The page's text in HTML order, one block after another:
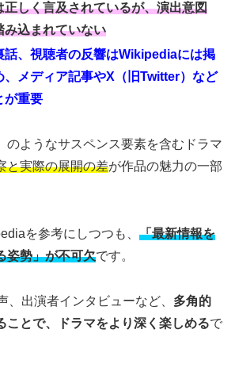
正しく言及されているが、演出意図
み込まれていない
話、視聴者の反響はWikipediaには掲
、メディア記事やX（旧Twitter）など
が重要
のようなサスペンス要素を含むドラマ
と実際の展開の差が作品の魅力の一部
を参考にしつつも、 「最新情報を
姿勢」が不可欠です。
、出演者インタビューなど、 多角的
ことで、ドラマをより深く楽しめるで